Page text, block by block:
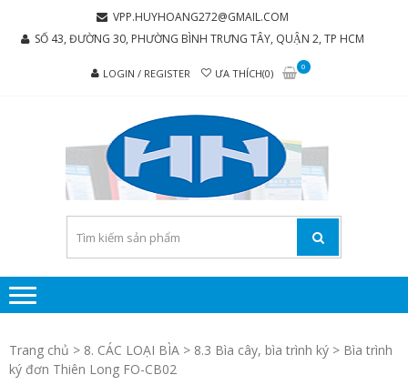
VPP.HUYHOANG272@GMAIL.COM
SỐ 43, ĐƯỜNG 30, PHƯỜNG BÌNH TRƯNG TÂY, QUẬN 2, TP HCM
LOGIN / REGISTER ƯA THÍCH(0)
0
Trang chủ > 8. CÁC LOẠI BÌA > 8.3 Bìa cây, bìa trình ký > Bìa trình
ký đơn Thiên Long FO-CB02